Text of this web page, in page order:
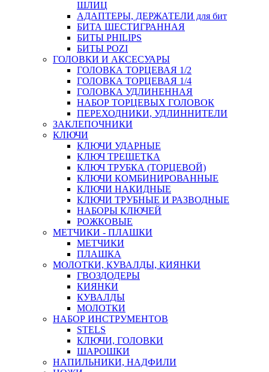
ШЛИЦ
АДАПТЕРЫ, ДЕРЖАТЕЛИ для бит
БИТА ШЕСТИГРАННАЯ
БИТЫ PHILIPS
БИТЫ POZI
ГОЛОВКИ И АКСЕСУАРЫ
ГОЛОВКА ТОРЦЕВАЯ 1/2
ГОЛОВКА ТОРЦЕВАЯ 1/4
ГОЛОВКА УДЛИНЕННАЯ
НАБОР ТОРЦЕВЫХ ГОЛОВОК
ПЕРЕХОДНИКИ, УДЛИННИТЕЛИ
ЗАКЛЕПОЧНИКИ
КЛЮЧИ
КЛЮЧИ УДАРНЫЕ
КЛЮЧ ТРЕЩЕТКА
КЛЮЧ ТРУБКА (ТОРЦЕВОЙ)
КЛЮЧИ КОМБИНИРОВАННЫЕ
КЛЮЧИ НАКИДНЫЕ
КЛЮЧИ ТРУБНЫЕ И РАЗВОДНЫЕ
НАБОРЫ КЛЮЧЕЙ
РОЖКОВЫЕ
МЕТЧИКИ - ПЛАШКИ
МЕТЧИКИ
ПЛАШКА
МОЛОТКИ, КУВАЛДЫ, КИЯНКИ
ГВОЗДОДЕРЫ
КИЯНКИ
КУВАЛДЫ
МОЛОТКИ
НАБОР ИНСТРУМЕНТОВ
STELS
КЛЮЧИ, ГОЛОВКИ
ШАРОШКИ
НАПИЛЬНИКИ, НАДФИЛИ